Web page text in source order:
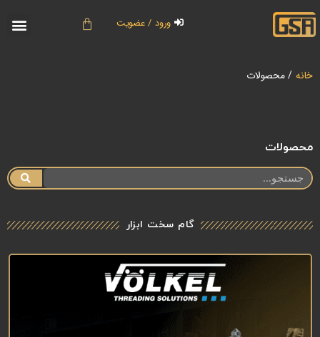
ورود / عضویت
خانه/ محصولات
محصولات
گام سخت ابزار